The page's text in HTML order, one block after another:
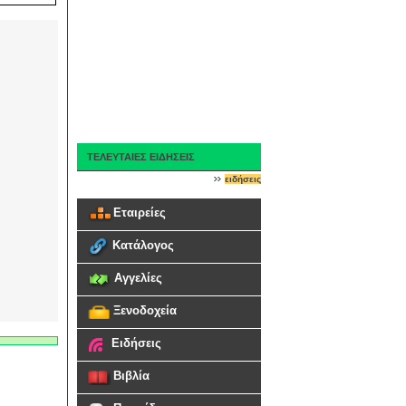
ΤΕΛΕΥΤΑΙΕΣ ΕΙΔΗΣΕΙΣ
ειδήσεις
Εταιρείες
Κατάλογος
Αγγελίες
Ξενοδοχεία
Ειδήσεις
Βιβλία